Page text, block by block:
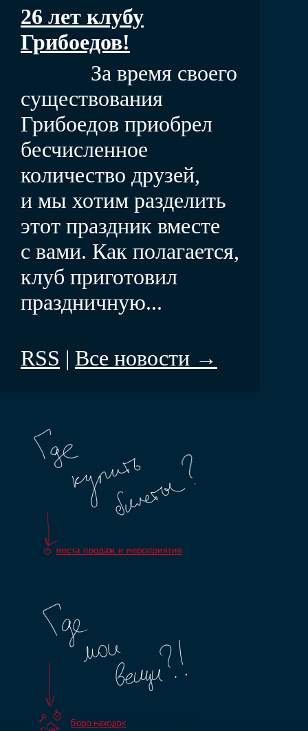
26 лет клубу
Грибоедов!
За время своего
существования
Грибоедов приобрел
бесчисленное
количество друзей,
и мы хотим разделить
этот праздник вместе
с вами. Как полагается,
клуб приготовил
праздничную...
RSS | Все новости →